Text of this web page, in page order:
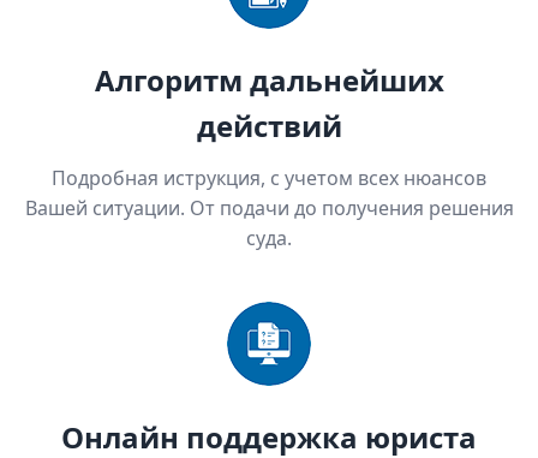
Алгоритм дальнейших
действий
Подробная иструкция, с учетом всех нюансов
Вашей ситуации. От подачи до получения решения
суда.
Онлайн поддержка юриста